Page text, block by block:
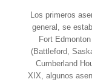
Los primeros
general, se
Fort
(Battleford,
Cumberland
XIX, algunos